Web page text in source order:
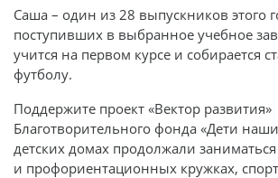
Саша – один из 28 выпускников этого
поступивших в выбранное учебное
учится на первом курсе и собирается
футболу.
Поддержите проект «Вектор развития»
Благотворительного фонда «Дети
детских домах продолжали
и профориентационных кружках,